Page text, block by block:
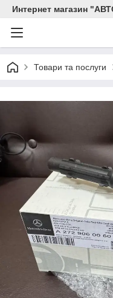
Интернет магазин
Товари та послуги